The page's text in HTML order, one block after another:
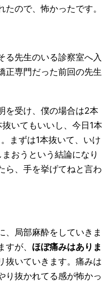
ので、怖かったです。
る先生のいる診察室へ入
正専門だった前回の先生
を受け、僕の場合は2本
いてもいいし、今日1本
まずは1本抜いて、いけ
おうという結論になり
ら、手を挙げてねと言わ
、局部麻酔をしていきま
が、 ほぼ痛みはありま
抜いていきます。痛みは
り抜かれてる感が怖かっ